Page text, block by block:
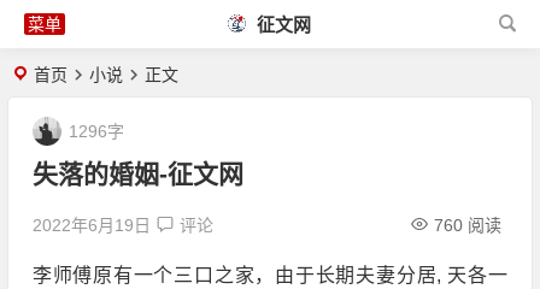
征文网
首页 小说 正文
失落的婚姻-征文网
2022年6月19日 评论 760 阅读
1296字
李师傅原有一个三口之家，由于长期夫妻分居, 天各一